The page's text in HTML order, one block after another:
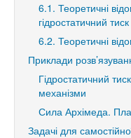
6.1. Теоретичні
гідростатичний тиск
6.2. Теоретичні
Приклади
Гідростатичний
механізми
Сила Архімеда.
Задачі для